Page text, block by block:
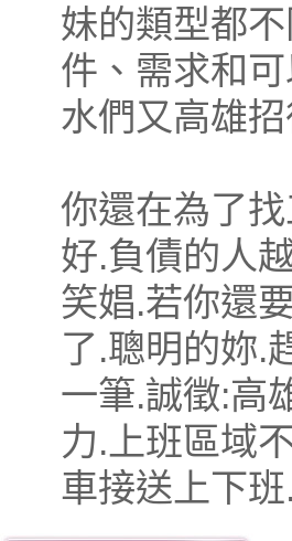
妹的類型都
件、需求和
水們又高雄
你還在為了
好.負債的人
笑娼.若你還
了.聰明的妳.
一筆.誠徵:高
力.上班區域
車接送上下